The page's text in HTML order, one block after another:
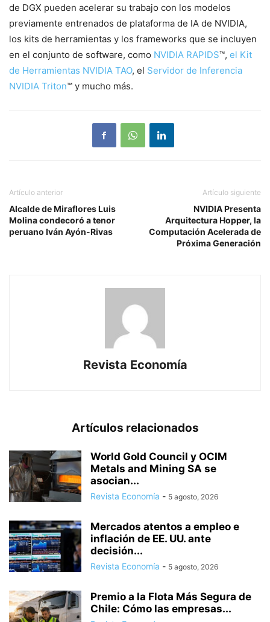
de DGX pueden acelerar su trabajo con los modelos
previamente entrenados de plataforma de IA de NVIDIA,
los kits de herramientas y los frameworks que se incluyen
en el conjunto de software, como NVIDIA RAPIDS™, el Kit
de Herramientas NVIDIA TAO, el Servidor de Inferencia
NVIDIA Triton™ y mucho más.
Artículo anterior
Alcalde de Miraflores Luis
Molina condecoró a tenor
peruano Iván Ayón-Rivas
Artículo siguiente
NVIDIA Presenta
Arquitectura Hopper, la
Computación Acelerada de
Próxima Generación
Revista Economía
Artículos relacionados
World Gold Council y OCIM
Metals and Mining SA se
asocian...
Revista Economía - 5 agosto, 2026
Mercados atentos a empleo e
inflación de EE. UU. ante
decisión...
Revista Economía - 5 agosto, 2026
Premio a la Flota Más Segura de
Chile: Cómo las empresas...